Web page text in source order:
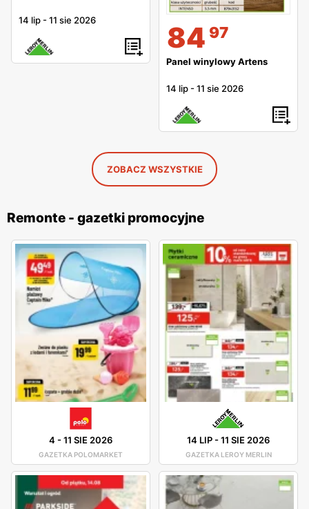
14 lip -11 sie 2026
84 97
Panel winylowy Artens
14 lip -11 sie 2026
ZOBACZ WSZYSTKIE
Remonte - gazetki promocyjne
4 -11 SIE 2026
GAZETKA POLOMARKET
14 LIP-11 SIE 2026
GAZETKA LEROY MERLIN